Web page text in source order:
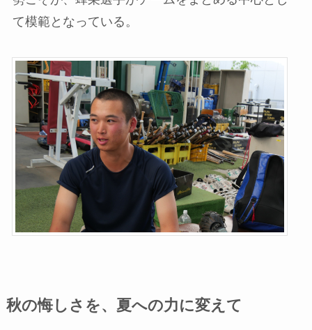
て模範となっている。
秋の悔しさを、夏への力に変えて